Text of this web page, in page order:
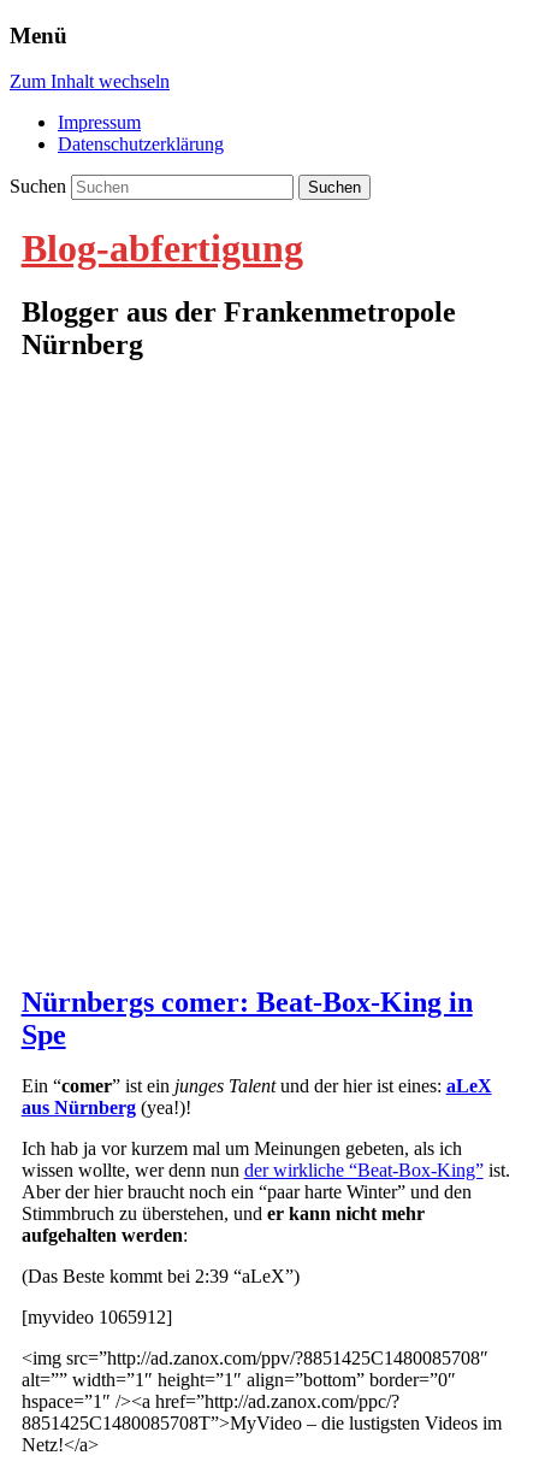
Menü
Zum Inhalt wechseln
Impressum
Datenschutzerklärung
Suchen
Blog-abfertigung
Blogger aus der Frankenmetropole
Nürnberg
Nürnbergs comer: Beat-Box-King in
Spe
Ein “comer” ist ein junges Talentund der hier ist eines: aLeX
aus Nürnberg(yea!)!
Ich hab ja vor kurzem mal um Meinungen gebeten, als ich
wissen wollte, wer denn nun der wirkliche “Beat-Box-King”ist.
Aber der hier braucht noch ein “paar harte Winter” und den
Stimmbruch zu überstehen, und er kann nicht mehr
aufgehalten werden:
(Das Beste kommt bei 2:39 “aLeX”)
[myvideo 1065912]
<img src=”http://ad.zanox.com/ppv/?8851425C1480085708″
alt=”” width=”1″ height=”1″ align=”bottom” border=”0″
hspace=”1″ /><a href=”http://ad.zanox.com/ppc/?
8851425C1480085708T”>MyVideo – die lustigsten Videos im
Netz!</a>